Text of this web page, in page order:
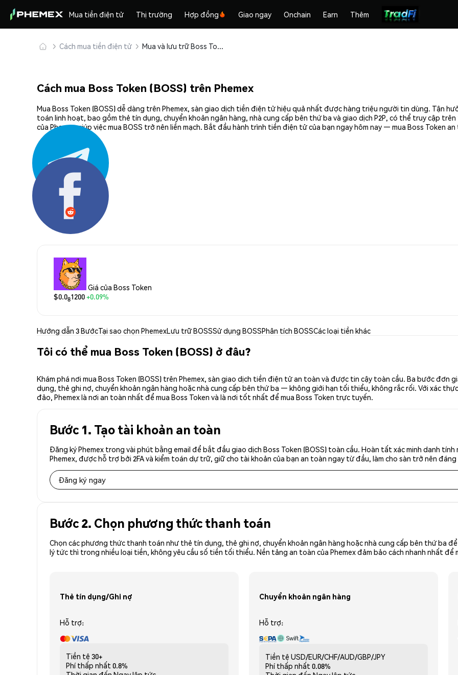
Mua tiền điện tử Thị trường Hợp đồng Giao ngay Onchain Earn Thêm
Cách mua tiền điện tử Mua và lưu trữ Boss Token (BOSS) an toàn
Cách mua Boss Token (BOSS) trên Phemex
Mua Boss Token (BOSS) dễ dàng trên Phemex, sàn giao dịch tiền điện tử hiệu quả nhất được hàng triệu người tin dùng. Tận
toán linh hoạt, bao gồm thẻ tín dụng, chuyển khoản ngân hàng, nhà cung cấp bên thứ ba và giao dịch P2P, có thể truy cập
của Phemex giúp việc mua BOSS trở nên liền mạch. Bắt đầu hành trình tiền điện tử của bạn ngay hôm nay — mua Boss Token
Chia sẻ:
Giá của Boss Token
$0.081200+0.09%
Hướng dẫn 3 BướcTại sao chọn PhemexLưu trữ BOSSSử dụng BOSSPhân tích BOSSCác loại tiền khác
Tôi có thể mua Boss Token (BOSS) ở đâu?
Khám phá nơi mua Boss Token (BOSS) trên Phemex, sàn giao dịch tiền điện tử an toàn và được tin cậy toàn cầu. Ba bước đơn
dụng, thẻ ghi nợ, chuyển khoản ngân hàng hoặc nhà cung cấp bên thứ ba — không giới hạn tối thiểu, không rắc rối. Với xác
đảo, Phemex là nơi an toàn nhất để mua Boss Token và là nơi tốt nhất để mua Boss Token trực tuyến.
Bước 1. Tạo tài khoản an toàn
Đăng ký Phemex trong vài phút bằng email để bắt đầu giao dịch Boss Token (BOSS) toàn cầu. Hoàn tất xác minh danh
Phemex, được hỗ trợ bởi 2FA và kiểm toán dự trữ, giữ cho tài khoản của bạn an toàn ngay từ đầu, làm cho sàn trở nên đáng
Đăng ký ngay
Bước 2. Chọn phương thức thanh toán
Chọn các phương thức thanh toán như thẻ tín dụng, thẻ ghi nợ, chuyển khoản ngân hàng hoặc nhà cung cấp bên thứ ba
lý tức thì trong nhiều loại tiền, không yêu cầu số tiền tối thiểu. Nền tảng an toàn của Phemex đảm bảo cách nhanh nhất để
Thẻ tín dụng/Ghi nợ
Hỗ trợ:
Tiền tệ 30+
Phí thấp nhất 0.8%
Chuyển khoản ngân hàng
Hỗ trợ:
Tiền tệ USD/EUR/CHF/AUD/GBP/JPY
Phí thấp nhất 0.08%